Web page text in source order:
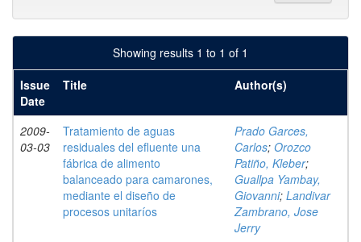
Showing results 1 to 1 of 1
Issue
Date
Title Author(s)
2009-
03-03
Tratamiento de aguas
residuales del efluente una
fábrica de alimento
balanceado para camarones,
mediante el diseño de
procesos unitaríos
Prado Garces,
Carlos; Orozco
Patiño, Kleber;
Guallpa Yambay,
Giovanni; Landivar
Zambrano, Jose
Jerry